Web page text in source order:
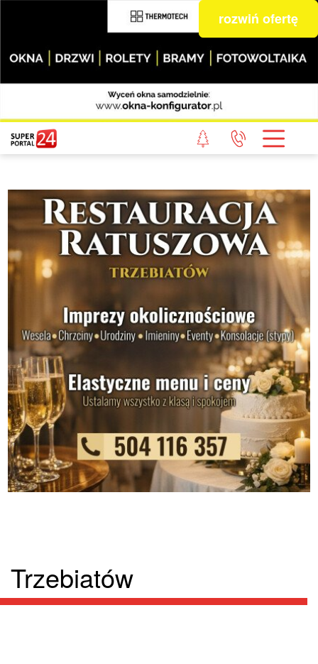
rozwiń ofertę
Trzebiatów